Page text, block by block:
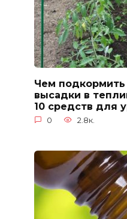
Чем
высадки в
10 средств для
0 2.8к.